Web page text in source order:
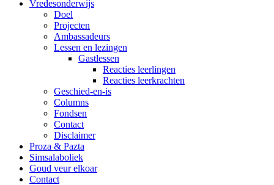
Vredesonderwijs
Doel
Projecten
Ambassadeurs
Lessen en lezingen
Gastlessen
Reacties leerlingen
Reacties leerkrachten
Geschied-en-is
Columns
Fondsen
Contact
Disclaimer
Proza & Pazta
Simsalaboliek
Goud veur elkoar
Contact